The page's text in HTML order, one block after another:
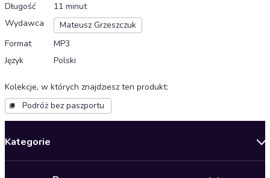
Długość
11 minut
Wydawca
Mateusz Grzeszczuk
Format
MP3
Język
Polski
Kolekcje, w których znajdziesz ten produkt:
Podróż bez paszportu
Kategorie